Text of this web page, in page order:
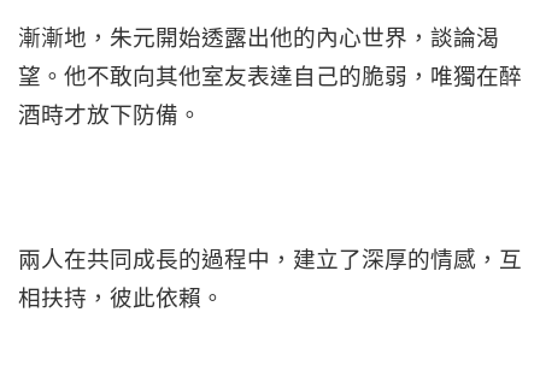
漸漸地，朱元開始透露出他的內心世界，談論渴
望。他不敢向其他室友表達自己的脆弱，唯獨在醉
酒時才放下防備。
兩人在共同成長的過程中，建立了深厚的情感，互
相扶持，彼此依賴。